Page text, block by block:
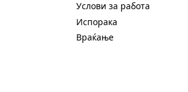
Услови за работа
Испорака
Враќање